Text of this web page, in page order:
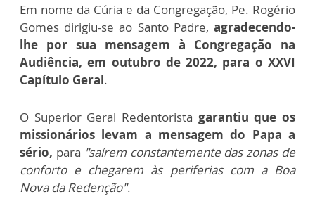
Em nome da Cúria e da Congregação, Pe. Rogério
Gomes dirigiu-se ao Santo Padre, agradecendo-
lhe por sua mensagem à Congregação na
Audiência, em outubro de 2022, para o XXVI
Capítulo Geral.
O Superior Geral Redentorista garantiu que os
missionários levam a mensagem do Papa a
sério, para "saírem constantemente das zonas de
conforto e chegarem às periferias com a Boa
Nova da Redenção".